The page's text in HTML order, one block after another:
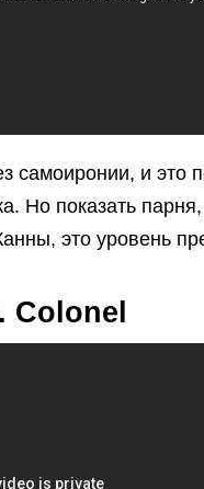
самоиронии, и это
Но показать
это уровень
Colonel